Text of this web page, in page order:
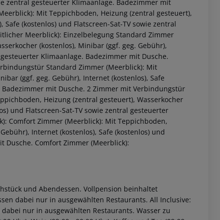
zentral gesteuerter Klimaanlage. Badezimmer mit
Mit Teppichboden, Heizung (zentral gesteuert),
(kostenlos) und Flatscreen-Sat-TV sowie zentral
Meerblick): Einzelbelegung Standard Zimmer
(kostenlos), Minibar (ggf. geg. Gebühr),
Klimaanlage. Badezimmer mit Dusche.
Standard Zimmer (Meerblick): Mit
(ggf. geg. Gebühr), Internet (kostenlos), Safe
mit Dusche. 2 Zimmer mit Verbindungstür
Heizung (zentral gesteuert), Wasserkocher
und Flatscreen-Sat-TV sowie zentral gesteuerter
Comfort Zimmer (Meerblick): Mit Teppichboden,
Internet (kostenlos), Safe (kostenlos) und
Dusche. Comfort Zimmer (Meerblick):
und Abendessen. Vollpension beinhaltet
dabei nur in ausgewählten Restaurants. All Inclusive:
nur in ausgewählten Restaurants. Wasser zu